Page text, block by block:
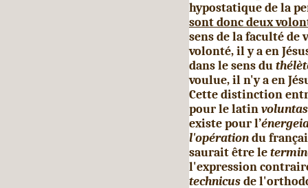
hypostatique de la
sont donc deux
sens de la faculté
volonté, il y a en
dans le sens du
voulue, il n'y a en
Cette distinction
pour le latin
existe pour l’
l'opérationdu
saurait être le
l'expression
technicusde